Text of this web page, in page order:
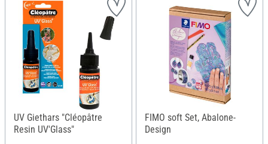
UV Giethars "Cléopâtre
Resin UV'Glass"
FIMO soft Set, Abalone-
Design